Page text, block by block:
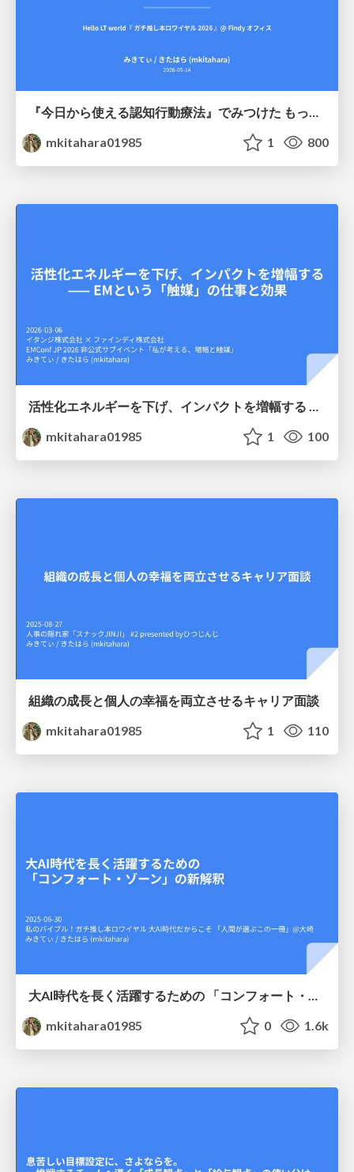
mkitahara01985
1 800
活性化エネルギーを下げ、インパクトを増幅する —— EMという「触媒」の仕事と効果
mkitahara01985
1 100
組織の成長と個人の幸福を両立させるキャリア面談
mkitahara01985
1 110
大AI時代を長く活躍するための 「コンフォート・ゾーン」の新解釈
mkitahara01985
0 1.6k